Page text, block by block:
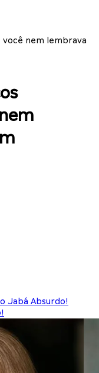
você nem lembrava
Jabá Absurdo!